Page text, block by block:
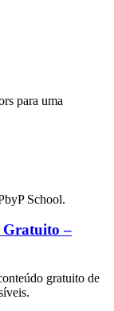
para uma
School.
Gratuito –
gratuito de